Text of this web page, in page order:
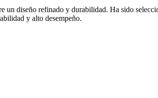
diseño refinado y durabilidad. Ha sido
y alto desempeño.